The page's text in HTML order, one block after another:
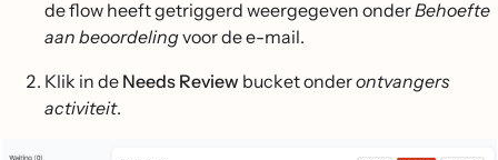
de flow heeft getriggerd weergegeven onderBehoefte
aan beoordelingvoor de e-mail.
Klik in de Needs Review bucket onderontvangers
activiteit.